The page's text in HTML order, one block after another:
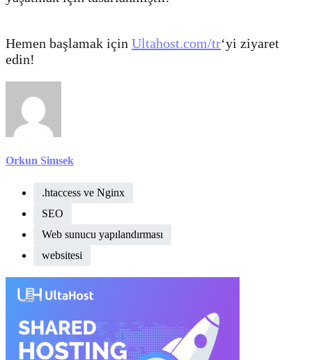
Hemen başlamak için Ultahost.com/tr‘yi ziyaret
edin!
Orkun Simsek
.htaccess ve Nginx
SEO
Web sunucu yapılandırması
websitesi